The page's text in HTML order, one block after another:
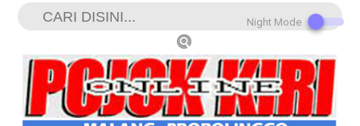
Night Mode